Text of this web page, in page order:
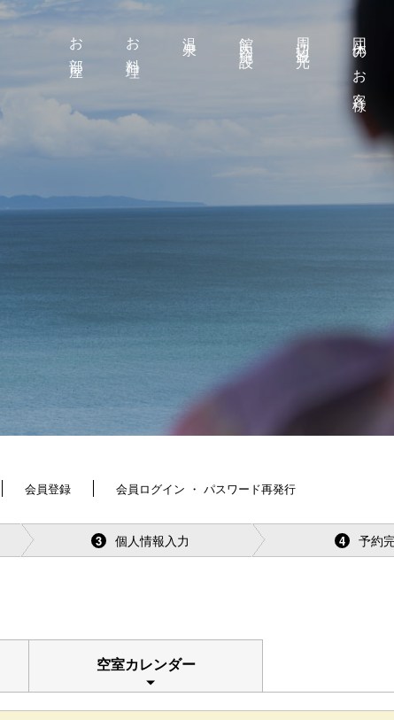
お部屋 お料理 館内施設 周辺観光 団体のお客様
会員登録 会員ログイン ・ パスワード再発行
3 個人情報入力 4 予約
空室カレンダー